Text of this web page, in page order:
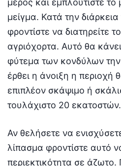
μείγμα. Κατά την
φροντίστε να διατηρείτε
αγριόχορτα. Αυτό θα
φύτεμα των κονδύλων
έρθει η άνοιξη η περιοχή
επιπλέον σκάψιμο ή
τουλάχιστο 20 εκατοστών.
Αν θελήσετε να
λίπασμα φροντίστε αυτό
περιεκτικότητα σε άζωτο.